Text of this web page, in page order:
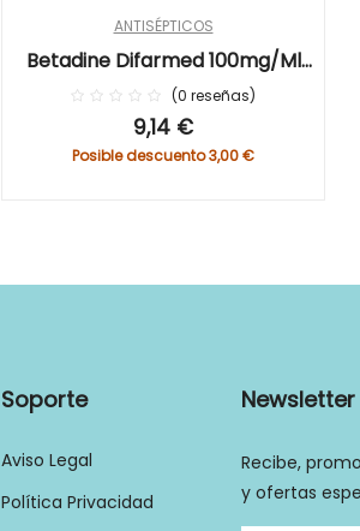
ANTISÉPTICOS
Betadine Difarmed 100mg/ml
Solución Dérmica 125 Ml
0 reseñas
9,14 €
Posible descuento 3,00 €
Soporte
Aviso Legal
Política Privacidad
Newsletter
Recibe,
y ofertas